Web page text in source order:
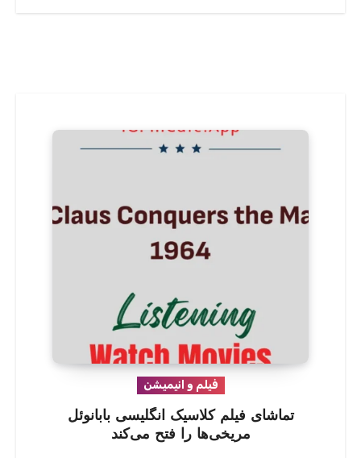
فیلم و انیمیشن
تماشای فیلم کلاسیک انگلیسی بابانوئل
مریخی‌ها را فتح می‌کند